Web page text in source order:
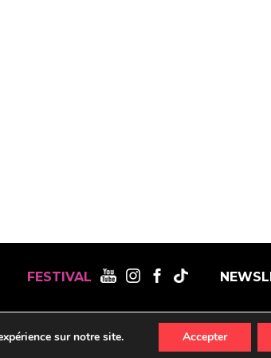
FESTIVAL
OFFRES DE STAGES, CDD ET CDI RESSOURCES
sur notre site. Accepter